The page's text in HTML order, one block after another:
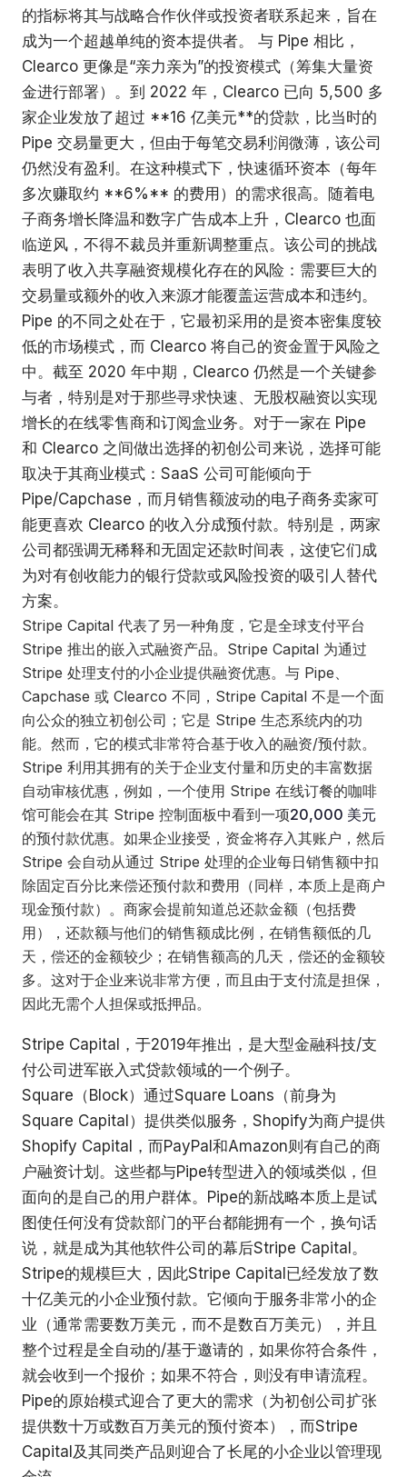
的指标将其与战略合作伙伴或投资者联系起来，旨在
成为一个超越单纯的资本提供者。 与 Pipe 相比，
Clearco 更像是“亲力亲为”的投资模式（筹集大量资
金进行部署）。到 2022 年，Clearco 已向 5,500 多
家企业发放了超过 **16 亿美元**的贷款，比当时的
Pipe 交易量更大，但由于每笔交易利润微薄，该公司
仍然没有盈利。在这种模式下，快速循环资本（每年
多次赚取约 **6%** 的费用）的需求很高。随着电
子商务增长降温和数字广告成本上升，Clearco 也面
临逆风，不得不裁员并重新调整重点。该公司的挑战
表明了收入共享融资规模化存在的风险：需要巨大的
交易量或额外的收入来源才能覆盖运营成本和违约。
Pipe 的不同之处在于，它最初采用的是资本密集度较
低的市场模式，而 Clearco 将自己的资金置于风险之
中。截至 2020 年中期，Clearco 仍然是一个关键参
与者，特别是对于那些寻求快速、无股权融资以实现
增长的在线零售商和订阅盒业务。对于一家在 Pipe
和 Clearco 之间做出选择的初创公司来说，选择可能
取决于其商业模式：SaaS 公司可能倾向于
Pipe/Capchase，而月销售额波动的电子商务卖家可
能更喜欢 Clearco 的收入分成预付款。特别是，两家
公司都强调无稀释和无固定还款时间表，这使它们成
为对有创收能力的银行贷款或风险投资的吸引人替代
方案。
Stripe Capital 代表了另一种角度，它是全球支付平台
Stripe 推出的嵌入式融资产品。Stripe Capital 为通过
Stripe 处理支付的小企业提供融资优惠。与 Pipe、
Capchase 或 Clearco 不同，Stripe Capital 不是一个面
向公众的独立初创公司；它是 Stripe 生态系统内的功
能。然而，它的模式非常符合基于收入的融资/预付款。
Stripe 利用其拥有的关于企业支付量和历史的丰富数据
自动审核优惠，例如，一个使用 Stripe 在线订餐的咖啡
馆可能会在其 Stripe 控制面板中看到一项20,000 美元
的预付款优惠。如果企业接受，资金将存入其账户，然后
Stripe 会自动从通过 Stripe 处理的企业每日销售额中扣
除固定百分比来偿还预付款和费用（同样，本质上是商户
现金预付款）。商家会提前知道总还款金额（包括费
用），还款额与他们的销售额成比例，在销售额低的几
天，偿还的金额较少；在销售额高的几天，偿还的金额较
多。这对于企业来说非常方便，而且由于支付流是担保，
因此无需个人担保或抵押品。
Stripe Capital，于2019年推出，是大型金融科技/支
付公司进军嵌入式贷款领域的一个例子。
Square（Block）通过Square Loans（前身为
Square Capital）提供类似服务，Shopify为商户提供
Shopify Capital，而PayPal和Amazon则有自己的商
户融资计划。这些都与Pipe转型进入的领域类似，但
面向的是自己的用户群体。Pipe的新战略本质上是试
图使任何没有贷款部门的平台都能拥有一个，换句话
说，就是成为其他软件公司的幕后Stripe Capital。
Stripe的规模巨大，因此Stripe Capital已经发放了数
十亿美元的小企业预付款。它倾向于服务非常小的企
业（通常需要数万美元，而不是数百万美元），并且
整个过程是全自动的/基于邀请的，如果你符合条件，
就会收到一个报价；如果不符合，则没有申请流程。
Pipe的原始模式迎合了更大的需求（为初创公司扩张
提供数十万或数百万美元的预付资本），而Stripe
Capital及其同类产品则迎合了长尾的小企业以管理现